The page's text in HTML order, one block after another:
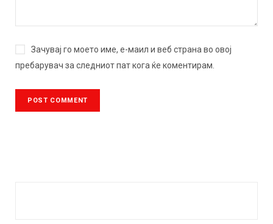
Зачувај го моето име, е-маил и веб страна во овој
пребарувач за следниот пат кога ќе коментирам.